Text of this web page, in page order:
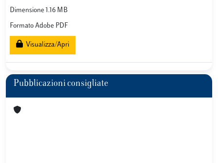
Dimensione 1.16 MB
Formato Adobe PDF
Visualizza/Apri
Pubblicazioni consigliate